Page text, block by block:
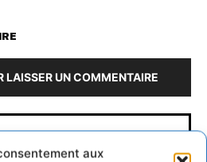
aux
LAISSER UN COMMENTAIRE